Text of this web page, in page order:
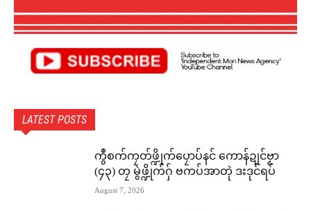
LATEST POSTS
ကွဳစက်ကၠတ်ဖ္ဍိုက်ပၠောပ်နင် ကောန်ဍုင်ဗၟာ
(၄၃) တၠ မွဲဖ္ဍိုက်ဂှ် ဗကပ်အာတုဲ ဒးဒုင်ရပ်
August 7, 2026